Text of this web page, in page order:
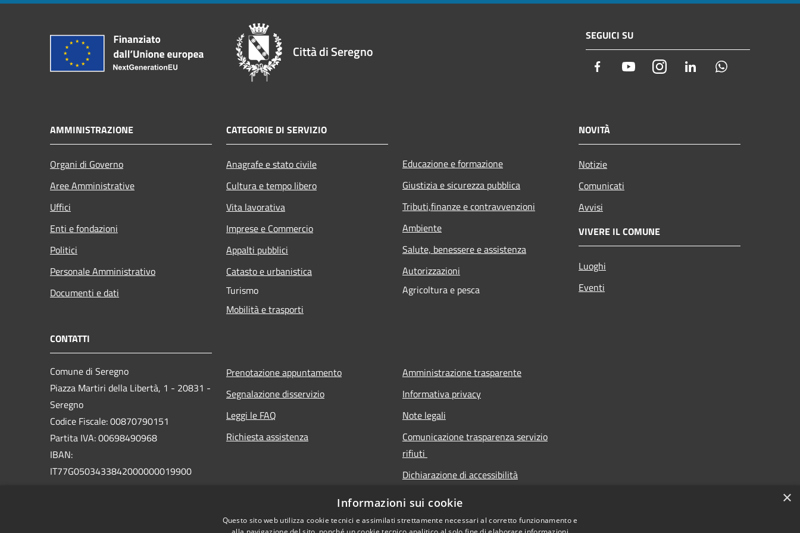
Città di Seregno
SEGUICI SU
Facebook YoutubeInstagramLinkedIn
AMMINISTRAZIONE
Organi di Governo
Aree Amministrative
Uffici
Enti e fondazioni
Politici
Personale Amministrativo
Documenti e dati
CATEGORIE DI SERVIZIO
Anagrafe e stato civile
Cultura e tempo libero
Vita lavorativa
Imprese e Commercio
Appalti pubblici
Catasto e urbanistica
Turismo
Mobilità e trasporti
Educazione e formazione
Giustizia e sicurezza pubblica
Tributi,finanze e contravvenzioni
Ambiente
Salute, benessere e assistenza
Autorizzazioni
Agricoltura e pesca
NOVITÀ
Notizie
Comunicati
Avvisi
VIVERE IL COMUNE
Luoghi
Eventi
CONTATTI
Comune di Seregno
Piazza Martiri della Libertà, 1 - 20831 -
Seregno
Codice Fiscale: 00870790151
Partita IVA: 00698490968
IBAN:
IT77G0503433842000000019900
Prenotazione appuntamento
Segnalazione disservizio
Leggi le FAQ
Richiesta assistenza
Amministrazione trasparente
Informativa privacy
Note legali
Comunicazione trasparenza servizio
rifiuti
Dichiarazione di accessibilità
×
Informazioni sui cookie
Questo sito web utilizza cookie tecnici e assimilati strettamente necessari al corretto funzionamento e